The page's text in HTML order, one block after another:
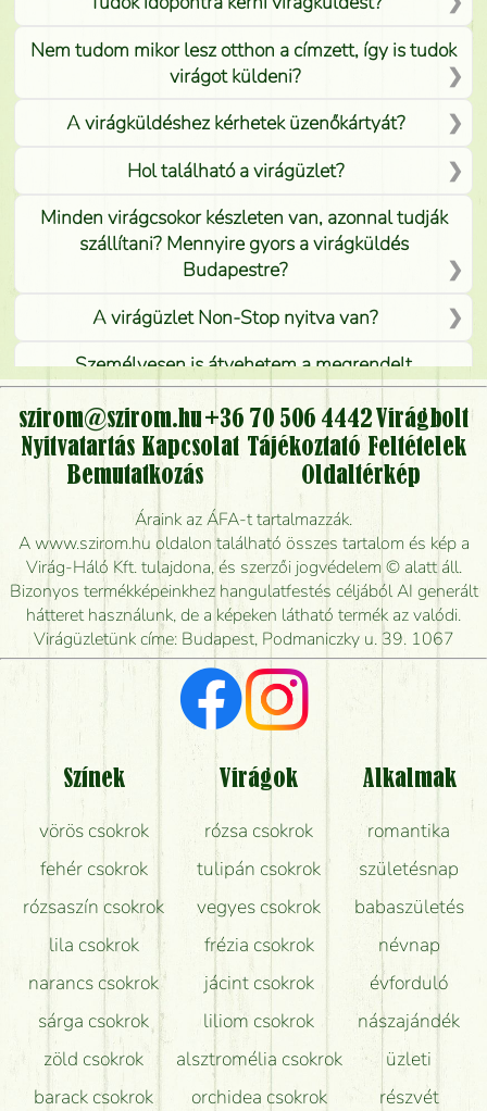
Nem tudom mikor lesz otthon a címzett, így is tudok
virágot küldeni?
A virágküldéshez kérhetek üzenőkártyát?
Hol található a virágüzlet?
Minden virágcsokor készleten van, azonnal tudják
szállítani? Mennyire gyors a virágküldés
Budapestre?
A virágüzlet Non-Stop nyitva van?
Személyesen is átvehetem a megrendelt
virágcsokrot, vagy csak virágküldéssel, kiszállítással
kérhető?
Vidékre is lehet rendelni?
Meddig rendelhetek virágküldést úgy, hogy még ma
kiszállítsák?
Mennyire gyorsan tudják elkészíteni a csokrot, és
mikor tudják leghamarabb kiszállítani?
Vörös rózsát keresek, van önöknél?
Milyen visszajelzést kapok a virágküldésről?
Tényleg azt kapom, ami a képen van?
Mit kell tudni a virágcsokrok szállításáról?
Hogy marad a lehető legtovább friss a csokor?
Tudok adventi koszorút vásárolni boltban?
szirom@szirom.hu+36 70 506 4442 Virágbolt
Nyitvatartás Kapcsolat Tájékoztató Feltételek
Bemutatkozás
Oldaltérkép
Áraink az ÁFA-t tartalmazzák.
A www.szirom.hu oldalon található összes tartalom és kép a
Virág-Háló Kft. tulajdona, és szerzői jogvédelem © alatt áll.
Bizonyos termékképeinkhez hangulatfestés céljából AI generált
hátteret használunk, de a képeken látható termék az valódi.
Virágüzletünk címe: Budapest, Podmaniczky u. 39. 1067
Színek
vörös csokrok
fehér csokrok
rózsaszín csokrok
lila csokrok
narancs csokrok
sárga csokrok
zöld csokrok
barack csokrok
Virágok
rózsa csokrok
tulipán csokrok
vegyes csokrok
frézia csokrok
jácint csokrok
liliom csokrok
alsztromélia csokrok
orchidea csokrok
Alkalmak
romantika
születésnap
babaszületés
névnap
évforduló
nászajándék
üzleti
részvét